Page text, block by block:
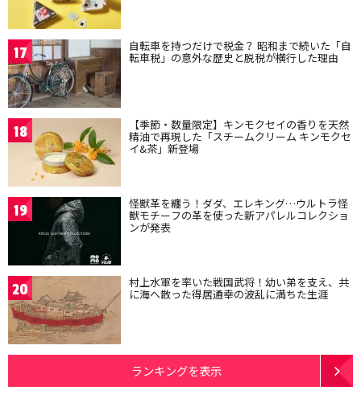
17 自転車を持つだけで税金？ 昭和まで続いた「自
転車税」の意外な歴史と脱税が横行した理由
18 【季節・数量限定】キンモクセイの香りを天然
精油で再現した「スチームクリーム キンモクセ
イ&茶」新登場
19 怪獣革を纏う！ダダ、エレキング…ウルトラ怪
獣モチーフの革を使った新アパレルコレクショ
ンが発表
20 村上水軍を率いた戦国武将！幼い弟を支え、共
に海へ散った得居通幸の波乱に満ちた生涯
ランキングを表示